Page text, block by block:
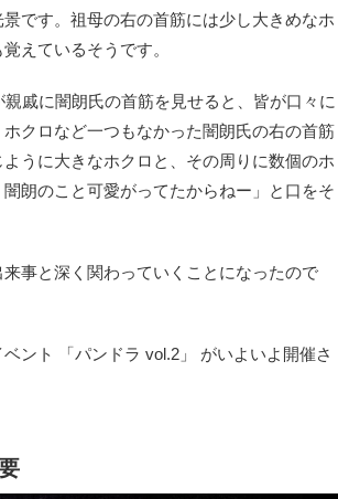
です。祖母の右の首筋には少し大きめなホ
えているそうです。
戚に闇朗氏の首筋を見せると、皆が口々に
クロなど一つもなかった闇朗氏の右の首筋
うに大きなホクロと、その周りに数個のホ
朗のこと可愛がってたからねー」と口をそ
事と深く関わっていくことになったので
ント 「パンドラ vol.2」 がいよいよ開催さ